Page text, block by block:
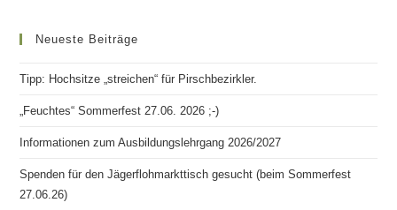
Neueste Beiträge
Tipp: Hochsitze „streichen“ für Pirschbezirkler.
„Feuchtes“ Sommerfest 27.06. 2026 ;-)
Informationen zum Ausbildungslehrgang 2026/2027
Spenden für den Jägerflohmarkttisch gesucht (beim Sommerfest
27.06.26)